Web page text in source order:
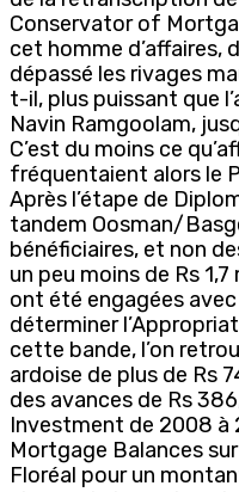
Conservator of
cet homme
dépassé les rivages
t-il, plus puissant que
Navin Ramgoolam,
C’est du moins ce
fréquentaient alors le
Après l’étape de
tandem Oosman/
bénéficiaires, et non
un peu moins de Rs
ont été engagées
déterminer
cette bande, l’on
ardoise de plus de Rs
des avances de Rs
Investment de 2008 à
Mortgage Balances
Floréal pour un